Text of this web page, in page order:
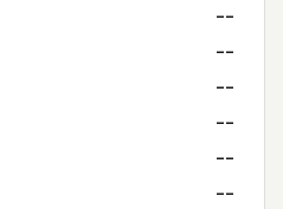
--
--
--
--
--
--